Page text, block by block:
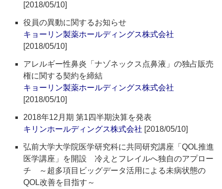
[2018/05/10]
役員の異動に関するお知らせ
キョーリン製薬ホールディングス株式会社
[2018/05/10]
アレルギー性鼻炎「ナゾネックス点鼻液」の独占販売
権に関する契約を締結
キョーリン製薬ホールディングス株式会社
[2018/05/10]
2018年12月期 第1四半期決算を発表
キリンホールディングス株式会社 [2018/05/10]
弘前大学大学院医学研究科に共同研究講座「QOL推進
医学講座」を開設 冷えとフレイルへ独自のアプロー
チ ～超多項目ビッグデータ活用による未病状態の
QOL改善を目指す～